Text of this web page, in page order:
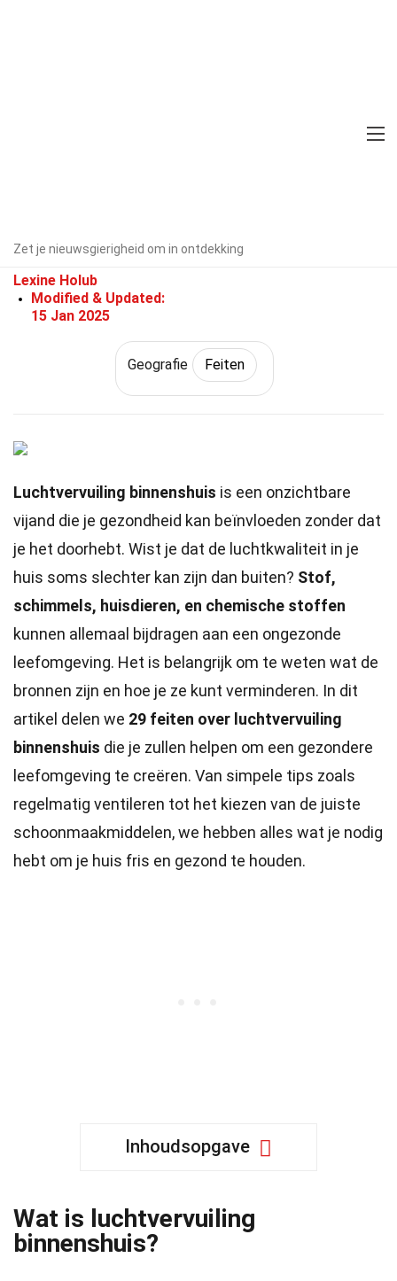
Zet je nieuwsgierigheid om in ontdekking
Lexine Holub
Modified & Updated:
15 Jan 2025
Door experts geverifieerd
voor redactie
Geografie Feiten
Luchtvervuiling binnenshuis is een onzichtbare
vijand die je gezondheid kan beïnvloeden zonder dat
je het doorhebt. Wist je dat de luchtkwaliteit in je
huis soms slechter kan zijn dan buiten? Stof,
schimmels, huisdieren, en chemische stoffen
kunnen allemaal bijdragen aan een ongezonde
leefomgeving. Het is belangrijk om te weten wat de
bronnen zijn en hoe je ze kunt verminderen. In dit
artikel delen we 29 feiten over luchtvervuiling
binnenshuis die je zullen helpen om een gezondere
leefomgeving te creëren. Van simpele tips zoals
regelmatig ventileren tot het kiezen van de juiste
schoonmaakmiddelen, we hebben alles wat je nodig
hebt om je huis fris en gezond te houden.
Inhoudsopgave
Wat is luchtvervuiling
binnenshuis?